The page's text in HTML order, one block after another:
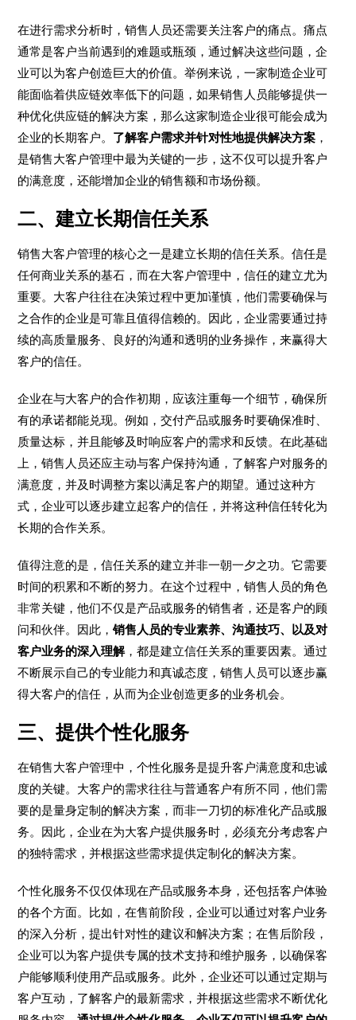
在进行需求分析时，销售人员还需要关注客户的痛点。痛点
通常是客户当前遇到的难题或瓶颈，通过解决这些问题，企
业可以为客户创造巨大的价值。举例来说，一家制造企业可
能面临着供应链效率低下的问题，如果销售人员能够提供一
种优化供应链的解决方案，那么这家制造企业很可能会成为
企业的长期客户。 了解客户需求并针对性地提供解决方案 ，
是销售大客户管理中最为关键的一步，这不仅可以提升客户
的满意度，还能增加企业的销售额和市场份额。
二、建立长期信任关系
销售大客户管理的核心之一是建立长期的信任关系。信任是
任何商业关系的基石，而在大客户管理中，信任的建立尤为
重要。大客户往往在决策过程中更加谨慎，他们需要确保与
之合作的企业是可靠且值得信赖的。因此，企业需要通过持
续的高质量服务、良好的沟通和透明的业务操作，来赢得大
客户的信任。
企业在与大客户的合作初期，应该注重每一个细节，确保所
有的承诺都能兑现。例如，交付产品或服务时要确保准时、
质量达标，并且能够及时响应客户的需求和反馈。在此基础
上，销售人员还应主动与客户保持沟通，了解客户对服务的
满意度，并及时调整方案以满足客户的期望。通过这种方
式，企业可以逐步建立起客户的信任，并将这种信任转化为
长期的合作关系。
值得注意的是，信任关系的建立并非一朝一夕之功。它需要
时间的积累和不断的努力。在这个过程中，销售人员的角色
非常关键，他们不仅是产品或服务的销售者，还是客户的顾
问和伙伴。因此，销售人员的专业素养、沟通技巧、以及对
客户业务的深入理解，都是建立信任关系的重要因素。通过
不断展示自己的专业能力和真诚态度，销售人员可以逐步赢
得大客户的信任，从而为企业创造更多的业务机会。
三、提供个性化服务
在销售大客户管理中，个性化服务是提升客户满意度和忠诚
度的关键。大客户的需求往往与普通客户有所不同，他们需
要的是量身定制的解决方案，而非一刀切的标准化产品或服
务。因此，企业在为大客户提供服务时，必须充分考虑客户
的独特需求，并根据这些需求提供定制化的解决方案。
个性化服务不仅仅体现在产品或服务本身，还包括客户体验
的各个方面。比如，在售前阶段，企业可以通过对客户业务
的深入分析，提出针对性的建议和解决方案；在售后阶段，
企业可以为客户提供专属的技术支持和维护服务，以确保客
户能够顺利使用产品或服务。此外，企业还可以通过定期与
客户互动，了解客户的最新需求，并根据这些需求不断优化